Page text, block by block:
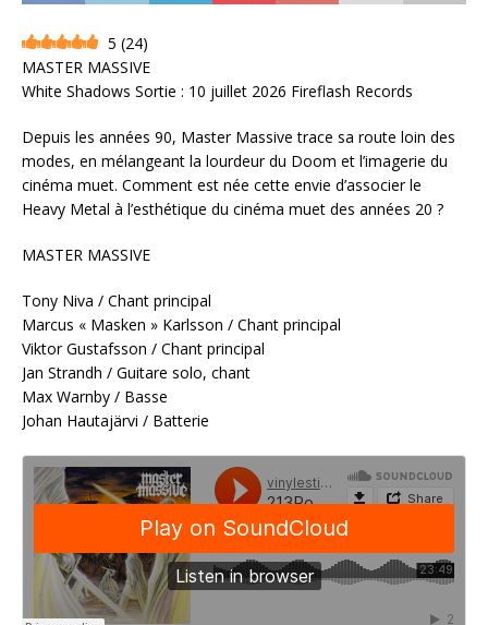
5 (24)
MASTER MASSIVE
White Shadows Sortie : 10 juillet 2026 Fireflash Records
Depuis les années 90, Master Massive trace sa route loin des
modes, en mélangeant la lourdeur du Doom et l’imagerie du
cinéma muet. Comment est née cette envie d’associer le
Heavy Metal à l’esthétique du cinéma muet des années 20 ?
MASTER MASSIVE
Tony Niva / Chant principal
Marcus « Masken » Karlsson / Chant principal
Viktor Gustafsson / Chant principal
Jan Strandh / Guitare solo, chant
Max Warnby / Basse
Johan Hautajärvi / Batterie